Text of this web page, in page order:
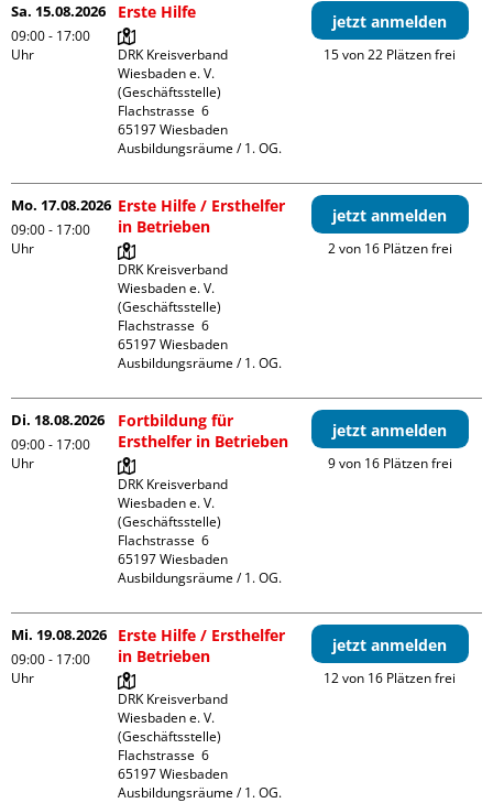
Sa. 15.08.2026
09:00 - 17:00
Uhr
Erste Hilfe
DRK Kreisverband
Wiesbaden e. V.
(Geschäftsstelle)
Flachstrasse  6
65197 Wiesbaden
Ausbildungsräume / 1. OG.
jetzt anmelden
15 von 22 Plätzen frei
Mo. 17.08.2026
09:00 - 17:00
Uhr
Erste Hilfe / Ersthelfer
in Betrieben
DRK Kreisverband
Wiesbaden e. V.
(Geschäftsstelle)
Flachstrasse  6
65197 Wiesbaden
Ausbildungsräume / 1. OG.
jetzt anmelden
2 von 16 Plätzen frei
Di. 18.08.2026
09:00 - 17:00
Uhr
Fortbildung für
Ersthelfer in Betrieben
DRK Kreisverband
Wiesbaden e. V.
(Geschäftsstelle)
Flachstrasse  6
65197 Wiesbaden
Ausbildungsräume / 1. OG.
jetzt anmelden
9 von 16 Plätzen frei
Mi. 19.08.2026
09:00 - 17:00
Uhr
Erste Hilfe / Ersthelfer
in Betrieben
DRK Kreisverband
Wiesbaden e. V.
(Geschäftsstelle)
Flachstrasse  6
65197 Wiesbaden
Ausbildungsräume / 1. OG.
jetzt anmelden
12 von 16 Plätzen frei